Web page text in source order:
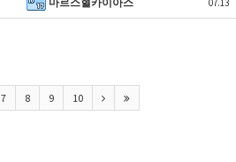
마르스혈카이아스 07.13
7 8 9 10